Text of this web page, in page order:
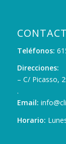
Teléfonos:
Direcciones:
– C/ Picasso,
.
Email:
Horario: